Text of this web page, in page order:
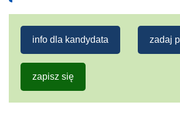
info dla kandydata zadaj
zapisz się